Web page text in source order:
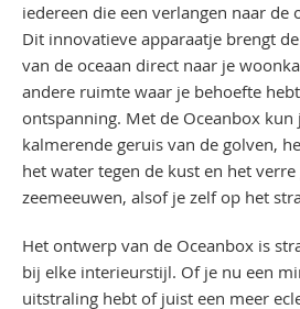
iedereen die een verlangen naar de
Dit innovatieve apparaatje brengt
van de oceaan direct naar je
andere ruimte waar je behoefte
ontspanning. Met de Oceanbox kun
kalmerende geruis van de golven,
het water tegen de kust en het
zeemeeuwen, alsof je zelf op het
Het ontwerp van de Oceanbox is
bij elke interieurstijl. Of je nu een
uitstraling hebt of juist een meer